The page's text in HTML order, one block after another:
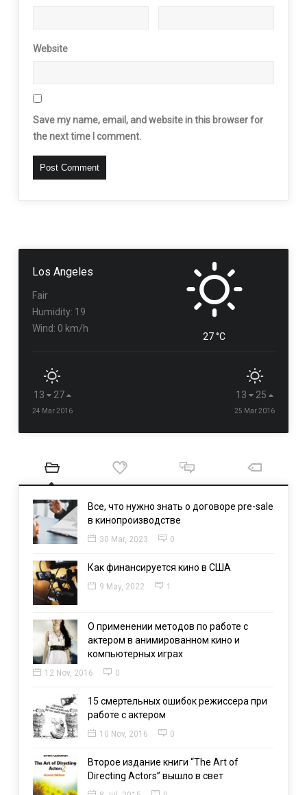
Website
Save my name, email, and website in this browser for
the next time I comment.
Los Angeles
Fair
Humidity: 19
Wind: 0 km/h
27 °C
13 27
24 Mar 2016
13 25
25 Mar 2016
Все, что нужно знать о договоре pre-sale
в кинопроизводстве
30 Mar, 2023 0
Как финансируется кино в США
9 May, 2022 1
О применении методов по работе с
актером в анимированном кино и
компьютерных играх
12 Nov, 2016 0
15 смертельных ошибок режиссера при
работе с актером
10 Nov, 2016 0
Второе издание книги “The Art of
Directing Actors” вышло в свет